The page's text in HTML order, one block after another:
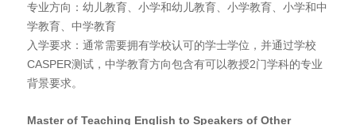
专业方向：幼儿教育、小学和幼儿教育、小学教育、小学和中
学教育、中学教育
入学要求：通常需要拥有学校认可的学士学位，并通过学校
CASPER测试，中学教育方向包含有可以教授2门学科的专业
背景要求。
Master of Teaching English to Speakers of Other